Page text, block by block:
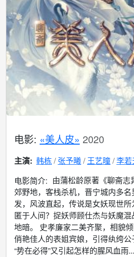
电影: «美人皮» 2020
主演: 韩栋 张予曦 王艺曈 李若
电影简介: 由蒲松龄原著《聊斋
郊野地，客栈杀机，晋宁城内多
发，风波直起，传说是女妖现世
匿于人间？捉妖师顾仕杰与妖魔
地暗。 史孝廉家二美齐聚，相貌
俏艳佳人的表姐宾娘，引得纨绔
“势在必得”又引起怎样的腥风血雨...